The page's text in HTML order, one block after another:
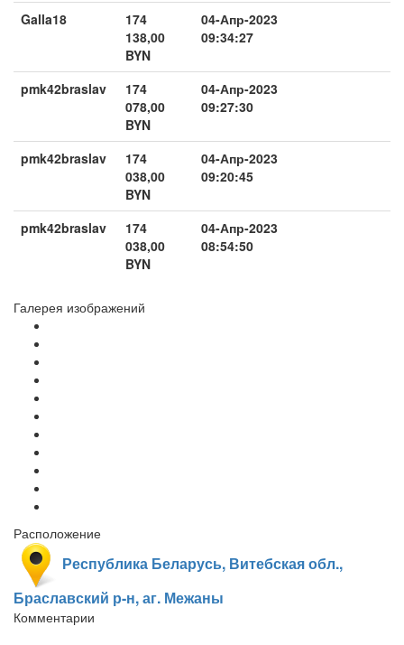
Galla18
174
138,00
BYN
04-Апр-2023
09:34:27
pmk42braslav
174
078,00
BYN
04-Апр-2023
09:27:30
pmk42braslav
174
038,00
BYN
04-Апр-2023
09:20:45
pmk42braslav
174
038,00
BYN
04-Апр-2023
08:54:50
Галерея изображений
Расположение
Республика Беларусь, Витебская обл.,
Браславский р-н, аг. Межаны
Комментарии